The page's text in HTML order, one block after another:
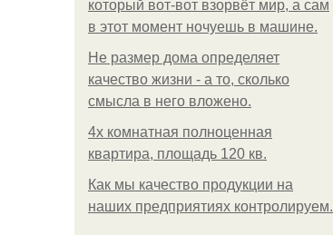
который вот-вот взорвёт мир, а сам
в этот момент ночуешь в машине.
Не размер дома определяет
качество жизни - а то, сколько
смысла в него вложено.
4x комнатная полноценная
квартира, площадь 120 кв.
Как мы качество продукции на
наших предприятиях контролируем.